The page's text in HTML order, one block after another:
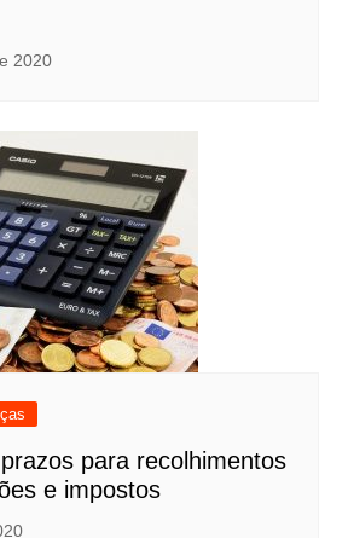
2020
para recolhimentos
e impostos